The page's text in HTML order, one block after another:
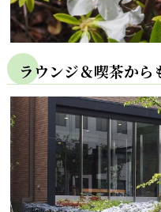
ラウンジ＆喫茶から